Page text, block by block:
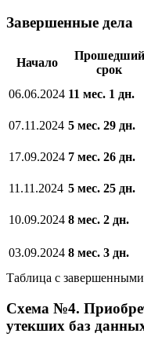
Завершенные дела
Начало
Прошедший
срок
06.06.2024 11 мес. 1 дн.
07.11.2024 5 мес. 29 дн.
17.09.2024 7 мес. 26 дн.
11.11.2024 5 мес. 25 дн.
10.09.2024 8 мес. 2 дн.
03.09.2024 8 мес. 3 дн.
Таблица с
Схема №4.
утекших баз